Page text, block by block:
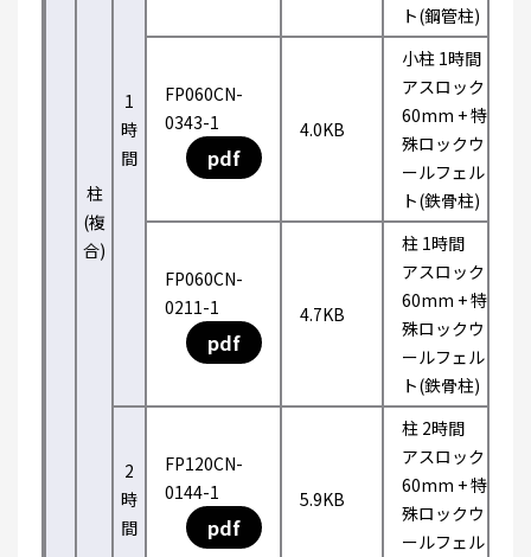
柱
(複
合)
1
時
間
ト(鋼管柱)
FP060CN-
0343-1
pdf
4.0KB
小柱 1時間
アスロック
60mm + 特
殊ロックウ
ールフェル
ト(鉄骨柱)
FP060CN-
0211-1
pdf
4.7KB
柱 1時間
アスロック
60mm + 特
殊ロックウ
ールフェル
ト(鉄骨柱)
2
時
間
FP120CN-
0144-1
pdf
5.9KB
柱 2時間
アスロック
60mm + 特
殊ロックウ
ールフェル